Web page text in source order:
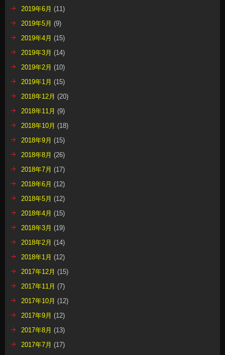
2019年6月 (11)
2019年5月 (9)
2019年4月 (15)
2019年3月 (14)
2019年2月 (10)
2019年1月 (15)
2018年12月 (20)
2018年11月 (9)
2018年10月 (18)
2018年9月 (15)
2018年8月 (26)
2018年7月 (17)
2018年6月 (12)
2018年5月 (12)
2018年4月 (15)
2018年3月 (19)
2018年2月 (14)
2018年1月 (12)
2017年12月 (15)
2017年11月 (7)
2017年10月 (12)
2017年9月 (12)
2017年8月 (13)
2017年7月 (17)